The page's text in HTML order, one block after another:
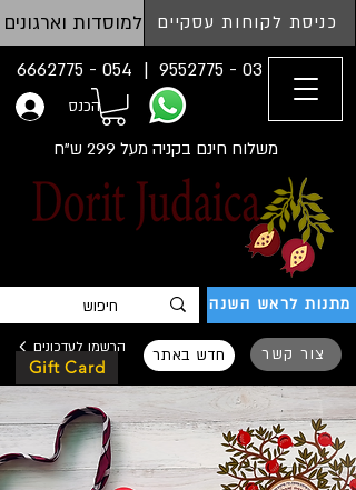
כניסת לקוחות עסקיים למוסדות וארגונים
03 - 9552775 |
הכנס
משלוח חינם בקניה מעל 299 ש"ח
מתנות לראש השנה
צור קשר חדש באתר הרשמו לעדכונים
Gift Card